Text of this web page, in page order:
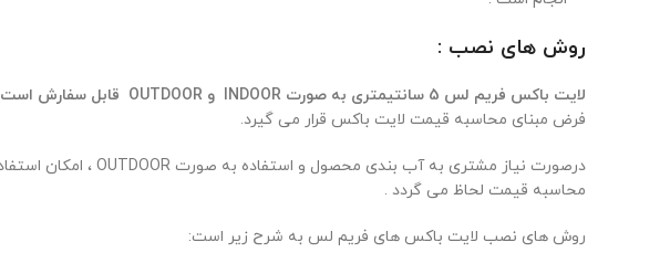
روش های نصب :
لایت باکس فریم لس 5 سانتیمتری به صورت INDOOR و OUTDOOR قابل سفارش است
فرض مبنای محاسبه قیمت لایت باکس قرار می گیرد.
درصورت نیاز مشتری به آب بندی محصول و استفاده به صورت OUTDOOR ، امکان استفاده از
محاسبه قیمت لحاظ می گردد .
روش های نصب لایت باکس های فریم لس به شرح زیر است: